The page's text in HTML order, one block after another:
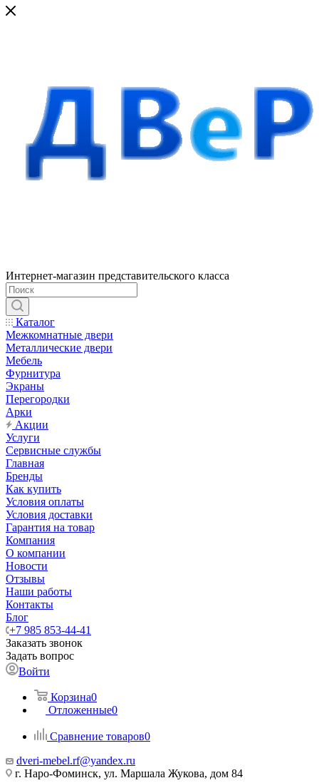
Интернет-магазин представительского класса
Каталог
Межкомнатные двери
Металлические двери
Мебель
Фурнитура
Экраны
Перегородки
Арки
Акции
Услуги
Сервисные службы
Главная
Бренды
Как купить
Условия оплаты
Условия доставки
Гарантия на товар
Компания
О компании
Новости
Отзывы
Наши работы
Контакты
Блог
+7 985 853-44-41
Заказать звонок
Задать вопрос
Войти
Корзина0
Отложенные0
Сравнение товаров0
dveri-mebel.rf@yandex.ru
г. Наро-Фоминск, ул. Маршала Жукова, дом 84